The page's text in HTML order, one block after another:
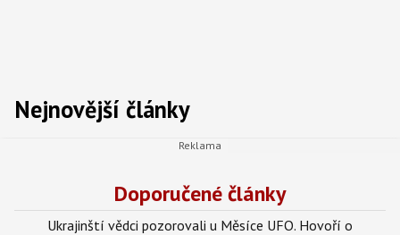
Nejnovější články
Doporučené články
Ukrajinští vědci pozorovali u Měsíce UFO. Hovoří o